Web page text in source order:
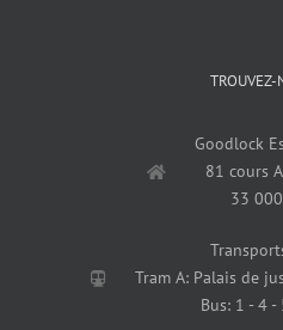
TROUVEZ-
Goodlock
81 cours
33
Tram A: Palais de
Bus: 1 - 4